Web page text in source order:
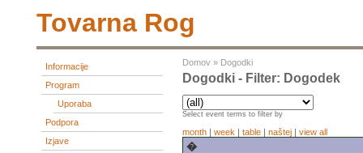
Tovarna Rog
Informacije
Program
Uporaba
Podpora
Izjave
Domov » Dogodki
Dogodki - Filter: Dogodek
Select event terms to filter by
month | week | table | naštej | view all
�